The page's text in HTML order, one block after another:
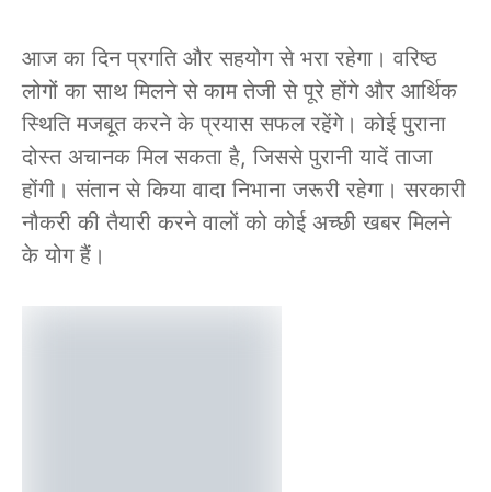
आज का दिन प्रगति और सहयोग से भरा रहेगा। वरिष्ठ
लोगों का साथ मिलने से काम तेजी से पूरे होंगे और आर्थिक
स्थिति मजबूत करने के प्रयास सफल रहेंगे। कोई पुराना
दोस्त अचानक मिल सकता है, जिससे पुरानी यादें ताजा
होंगी। संतान से किया वादा निभाना जरूरी रहेगा। सरकारी
नौकरी की तैयारी करने वालों को कोई अच्छी खबर मिलने
के योग हैं।